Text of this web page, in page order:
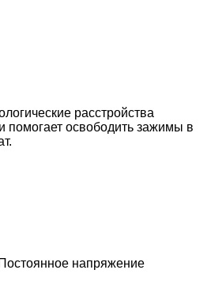
расстройства
помогает освободить зажимы в
напряжение